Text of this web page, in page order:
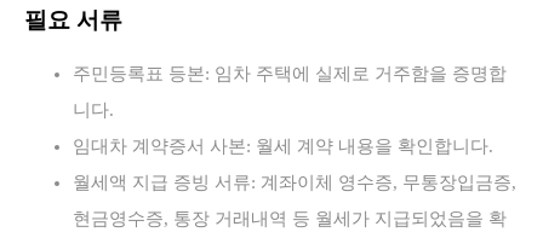
필요 서류
주민등록표 등본: 임차 주택에 실제로 거주함을 증명합
니다.
임대차 계약증서 사본: 월세 계약 내용을 확인합니다.
월세액 지급 증빙 서류: 계좌이체 영수증, 무통장입금증,
현금영수증, 통장 거래내역 등 월세가 지급되었음을 확